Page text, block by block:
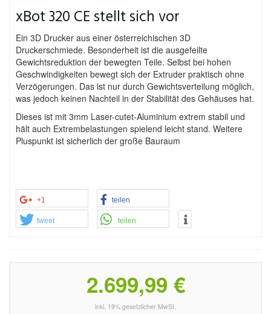
xBot 320 CE stellt sich vor
Ein 3D Drucker aus einer österreichischen 3D
Druckerschmiede. Besonderheit ist die ausgefeilte
Gewichtsreduktion der bewegten Teile. Selbst bei hohen
Geschwindigkeiten bewegt sich der Extruder praktisch ohne
Verzögerungen. Das ist nur durch Gewichtsverteilung möglich,
was jedoch keinen Nachteil in der Stabilität des Gehäuses hat.
Dieses ist mit 3mm Laser-cutet-Aluminium extrem stabil und
hält auch Extrembelastungen spielend leicht stand. Weitere
Pluspunkt ist sicherlich der große Bauraum
+1 teilen
tweet teilen
2.699,99 €
inkl. 19% gesetzlicher MwSt.